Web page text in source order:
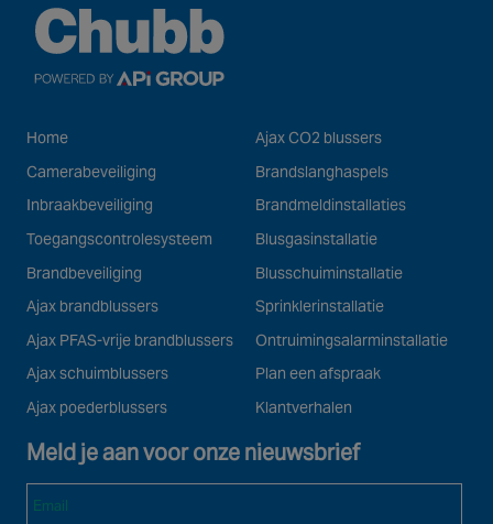
Home
Camerabeveiliging
Inbraakbeveiliging
Toegangscontrolesysteem
Brandbeveiliging
Ajax brandblussers
Ajax PFAS-vrije brandblussers
Ajax schuimblussers
Ajax poederblussers
Ajax CO2 blussers
Brandslanghaspels
Brandmeldinstallaties
Blusgasinstallatie
Blusschuiminstallatie
Sprinklerinstallatie
Ontruimingsalarminstallatie
Plan een afspraak
Klantverhalen
Meld je aan voor onze nieuwsbrief
Email